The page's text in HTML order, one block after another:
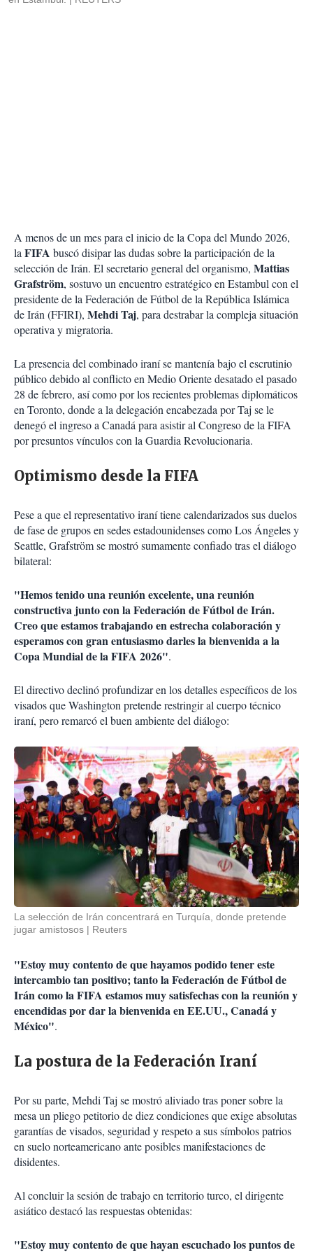
A menos de un mes para el inicio de la Copa del Mundo 2026,
laFIFA buscó disipar las dudas sobre la participación de la
selección de Irán. El secretario general del organismo, Mattias
Grafström, sostuvo un encuentro estratégico en Estambul con el
presidente de la Federación de Fútbol de la República Islámica
de Irán (FFIRI), Mehdi Taj, para destrabar la compleja situación
operativa y migratoria.
La presencia del combinado iraní se mantenía bajo el escrutinio
público debido al conflicto en Medio Oriente desatado el pasado
28 de febrero, así como por los recientes problemas diplomáticos
en Toronto, donde a la delegación encabezada por Taj se le
denegó el ingreso a Canadá para asistir al Congreso de la FIFA
por presuntos vínculos con la Guardia Revolucionaria.
Optimismo desde la FIFA
Pese a que el representativo iraní tiene calendarizados sus duelos
de fase de grupos en sedes estadounidenses como Los Ángeles y
Seattle, Grafström se mostró sumamente confiado tras el diálogo
bilateral:
"Hemos tenido una reunión excelente, una reunión
constructiva junto con la Federación de Fútbol de Irán.
Creo que estamos trabajando en estrecha colaboración y
esperamos con gran entusiasmo darles la bienvenida a la
Copa Mundial de la FIFA 2026".
El directivo declinó profundizar en los detalles específicos de los
visados que Washington pretende restringir al cuerpo técnico
iraní, pero remarcó el buen ambiente del diálogo:
La selección de Irán concentrará en Turquía, donde pretende
jugar amistosos
Reuters
"Estoy muy contento de que hayamos podido tener este
intercambio tan positivo; tanto la Federación de Fútbol de
Irán como la FIFA estamos muy satisfechas con la reunión y
encendidas por dar la bienvenida en EE.UU., Canadá y
México".
La postura de la Federación Iraní
Por su parte, Mehdi Taj se mostró aliviado tras poner sobre la
mesa un pliego petitorio de diez condiciones que exige absolutas
garantías de visados, seguridad y respeto a sus símbolos patrios
en suelo norteamericano ante posibles manifestaciones de
disidentes.
Al concluir la sesión de trabajo en territorio turco, el dirigente
asiático destacó las respuestas obtenidas:
"Estoy muy contento de que hayan escuchado los puntos de